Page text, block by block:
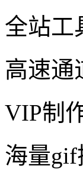
全站工
高速通
VIP制
海量gif